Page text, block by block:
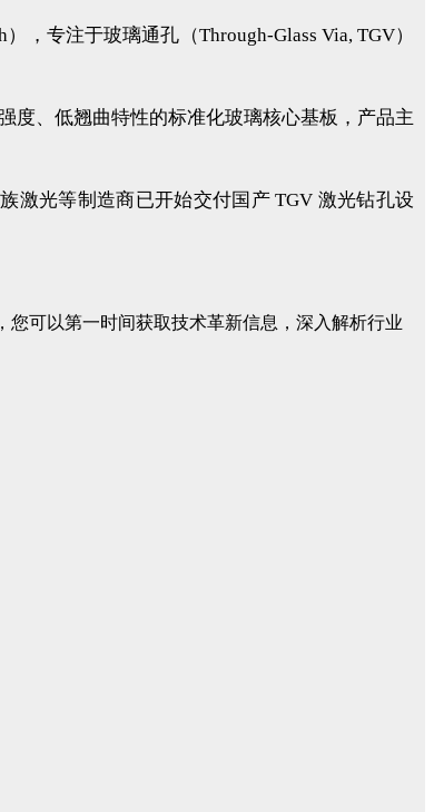
，专注于玻璃通孔（Through-Glass Via, TGV）
度、低翘曲特性的标准化玻璃核心基板，产品主
激光等制造商已开始交付国产 TGV 激光钻孔设
可以第一时间获取技术革新信息，深入解析行业